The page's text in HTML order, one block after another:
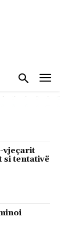
vjeçarit
si tentativë